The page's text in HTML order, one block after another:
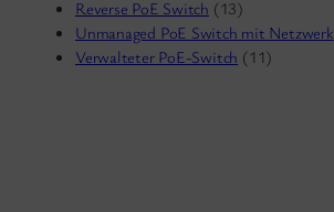
Reverse PoE Switch (13)
Unmanaged PoE Switch mit Netzwerk
Verwalteter PoE-Switch (11)